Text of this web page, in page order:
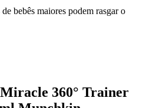
bebês maiores podem rasgar o
360° Trainer